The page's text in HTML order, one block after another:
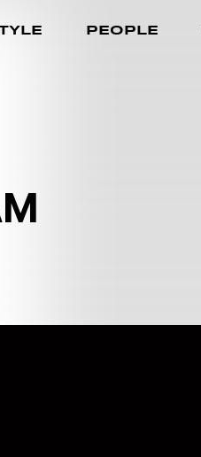
PEOPLE